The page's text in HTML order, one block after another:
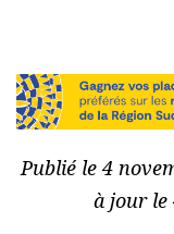
Publié le 4
à jour le